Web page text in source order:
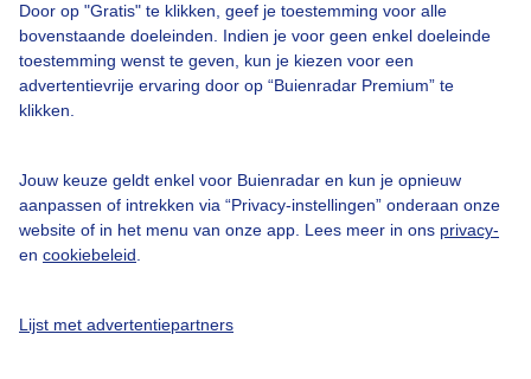
Door op "Gratis" te klikken, geef je toestemming voor alle
bovenstaande doeleinden. Indien je voor geen enkel doeleinde
toestemming wenst te geven, kun je kiezen voor een
advertentievrije ervaring door op “Buienradar Premium” te
klikken.
Jouw keuze geldt enkel voor Buienradar en kun je opnieuw
aanpassen of intrekken via “Privacy-instellingen” onderaan onze
website of in het menu van onze app. Lees meer in ons privacy-
en cookiebeleid
Lijst met advertentiepartners
Gebruikersvoorwaarden
Adverteren
Buienradar Team
Cookie beleid
Privacy instellingen
Gratis weerdata
@BuienradarNL